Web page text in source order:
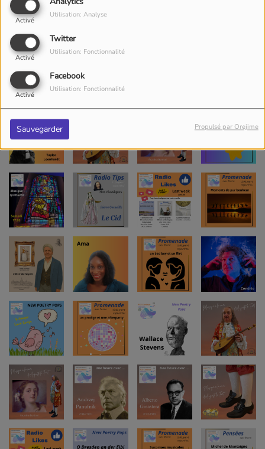
Activé
Utilisation: Analyse
Twitter
Activé
Utilisation: Fonctionnalité
Facebook
Activé
Utilisation: Fonctionnalité
Sauvegarder Propulsé par Orejime